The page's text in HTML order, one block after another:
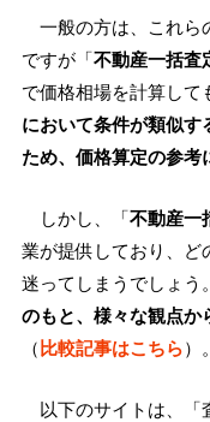
一般の方は、これら
ですが「不動産一括査
で価格相場を計算して
において条件が類似す
ため、価格算定の参考
しかし、「不動産一
業が提供しており、ど
迷ってしまうでしょう
のもと、様々な観点か
（比較記事はこちら）。
以下のサイトは、「